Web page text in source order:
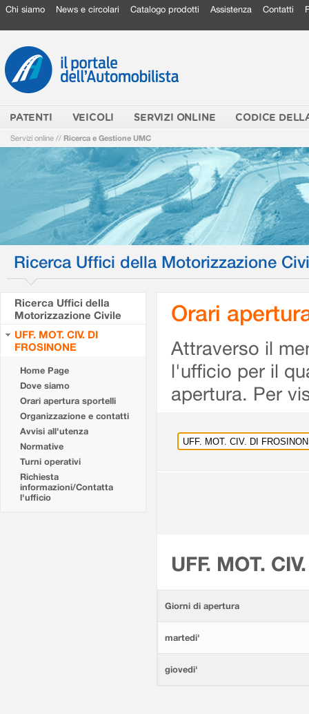
Chi siamo News e circolari Catalogo prodotti Assistenza Contatti
PATENTI VEICOLI SERVIZI ONLINE CODICE
Servizi online // Ricerca e Gestione UMC
Ricerca Uffici della Motorizzazione
Ricerca Uffici della
Motorizzazione Civile
UFF. MOT. CIV. DI
FROSINONE
Home Page
Dove siamo
Orari apertura sportelli
Organizzazione e contatti
Avvisi all'utenza
Normative
Turni operativi
Richiesta
informazioni/Contatta
l'ufficio
Orari
Attraverso il
l'ufficio per il
apertura. Per
UFF. MOT.
Giorni di apertura
martedi'
giovedi'